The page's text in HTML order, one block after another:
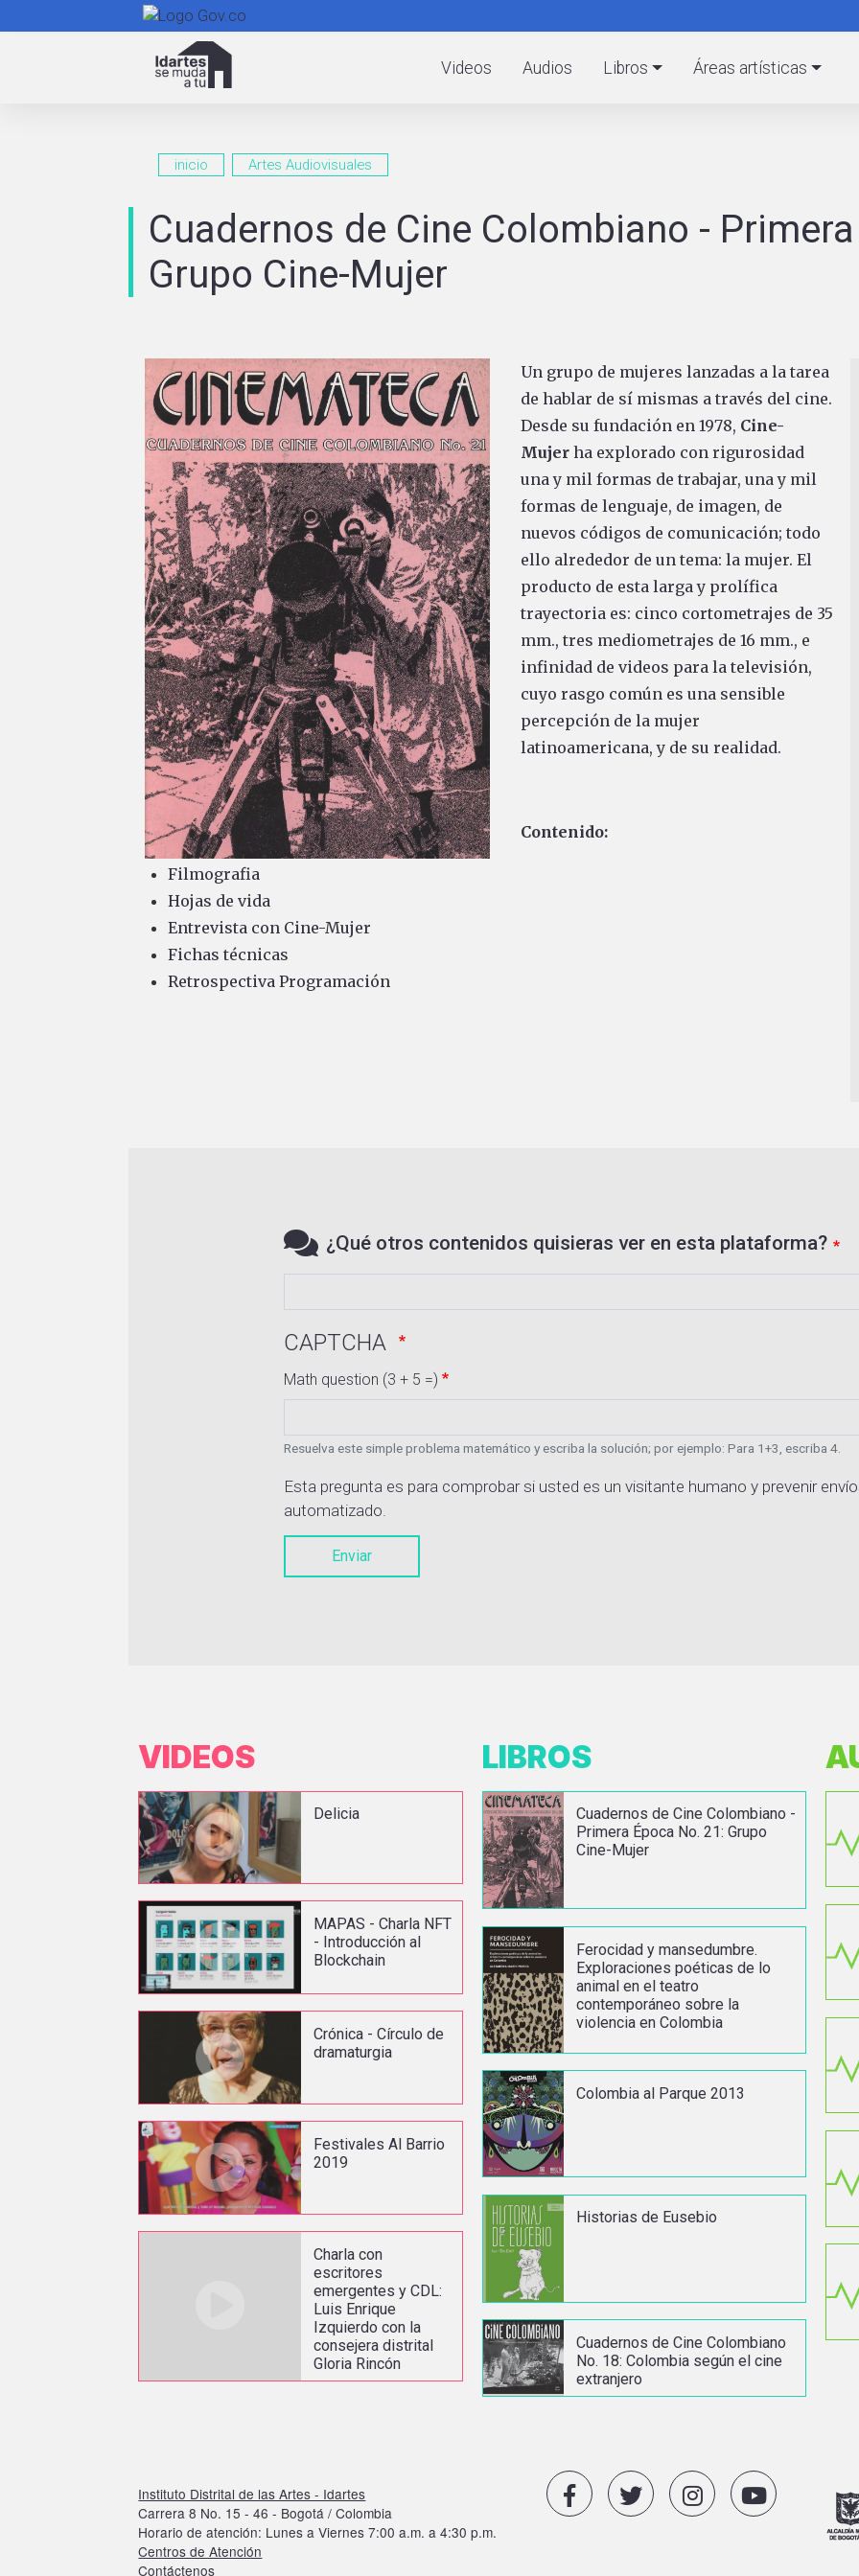
al
contenido
Videos Audios Libros Áreas artísticas
inicio Artes Audiovisuales
Cuadernos de Cine Colombiano -
Grupo Cine-Mujer
Un grupo de mujeres lanzadas a la tarea
de hablar de sí mismas a través del cine.
Desde su fundación en 1978, Cine-
Mujerha explorado con rigurosidad
una y mil formas de trabajar, una y mil
formas de lenguaje, de imagen, de
nuevos códigos de comunicación; todo
ello alrededor de un tema: la mujer. El
producto de esta larga y prolífica
trayectoria es: cinco cortometrajes de 35
mm., tres mediometrajes de 16 mm., e
infinidad de videos para la televisión,
cuyo rasgo común es una sensible
percepción de la mujer
latinoamericana, y de su realidad.
Contenido:
Filmografia
Hojas de vida
Entrevista con Cine-Mujer
Fichas técnicas
Retrospectiva Programación
¿Qué otros contenidos quisieras ver en esta plataforma?
CAPTCHA
Math question (3 + 5 =)
Resuelva este simple problema matemático y escriba la solución; por ejemplo: Para 1+3, escriba 4.
Esta pregunta es para comprobar si usted es un visitante humano y prevenir
automatizado.
Enviar
VIDEOS
Delicia
MAPAS - Charla NFT
- Introducción al
Blockchain
Crónica - Círculo de
dramaturgia
Festivales Al Barrio
2019
Charla con
escritores
emergentes y CDL:
Luis Enrique
Izquierdo con la
consejera distrital
Gloria Rincón
LIBROS
Cuadernos de Cine Colombiano -
Primera Época No. 21: Grupo
Cine-Mujer
Ferocidad y mansedumbre.
Exploraciones poéticas de lo
animal en el teatro
contemporáneo sobre la
violencia en Colombia
Colombia al Parque 2013
Historias de Eusebio
Cuadernos de Cine Colombiano
No. 18: Colombia según el cine
extranjero
Instituto Distrital de las Artes - Idartes
Carrera 8 No. 15 - 46 - Bogotá / Colombia
Horario de atención: Lunes a Viernes 7:00 a.m. a 4:30 p.m.
Centros de Atención
Contáctenos